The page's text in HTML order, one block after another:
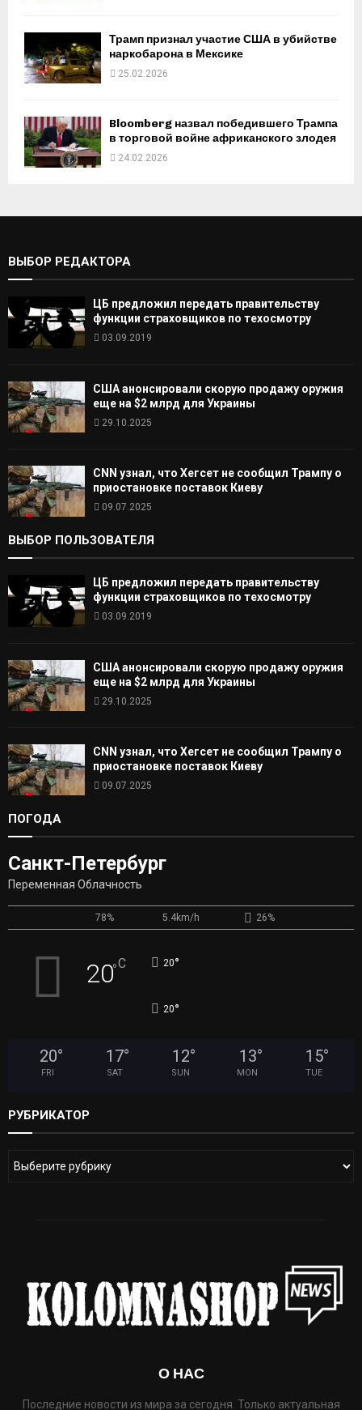
Трамп признал участие США в убийстве
наркобарона в Мексике
25.02.2026
Bloomberg назвал победившего Трампа
в торговой войне африканского злодея
24.02.2026
ВЫБОР РЕДАКТОРА
ЦБ предложил передать правительству
функции страховщиков по техосмотру
03.09.2019
США анонсировали скорую продажу оружия
еще на $2 млрд для Украины
29.10.2025
CNN узнал, что Хегсет не сообщил Трампу о
приостановке поставок Киеву
09.07.2025
ВЫБОР ПОЛЬЗОВАТЕЛЯ
ЦБ предложил передать правительству
функции страховщиков по техосмотру
03.09.2019
США анонсировали скорую продажу оружия
еще на $2 млрд для Украины
29.10.2025
CNN узнал, что Хегсет не сообщил Трампу о
приостановке поставок Киеву
09.07.2025
ПОГОДА
Санкт-Петербург
Переменная Облачность
78% 5.4km/h 26%
20°C 20°
20°
20°
FRI
17°
SAT
12°
SUN
13°
MON
15°
TUE
РУБРИКАТОР
О НАС
Последние новости из мира за сегодня. Только актуальная